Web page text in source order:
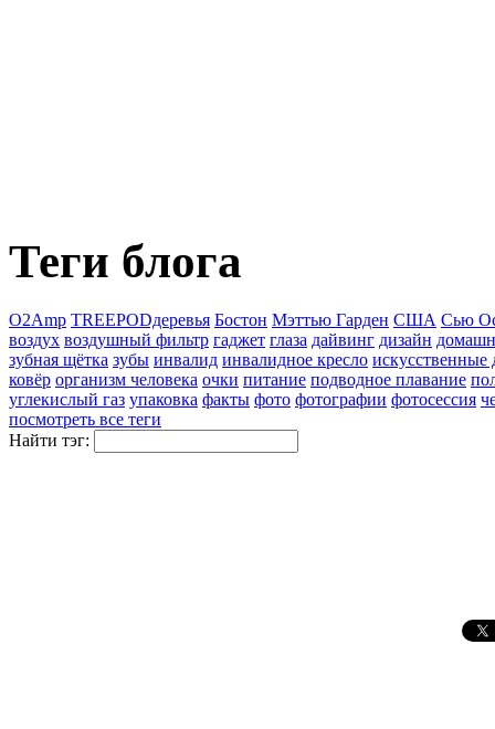
Теги блога
O2Amp TREEPODдеревья Бостон Мэттью Гарден США Сью
воздух воздушный фильтр гаджет глаза дайвинг дизайн
зубная щётка зубы инвалид инвалидное кресло искусственные
ковёр организм человека очки питание подводное плавание
углекислый газ упаковка факты фото фотографии фотосессия
посмотреть все теги
Найти тэг: